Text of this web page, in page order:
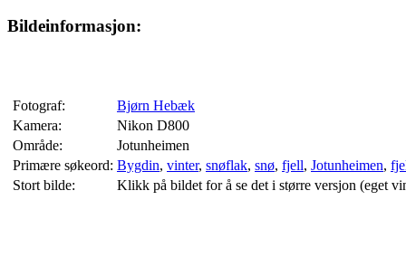
Bildeinformasjon:
Fotograf:
Bjørn Hebæk
Kamera:
Nikon D800
Område:
Jotunheimen
Primære søkeord: Bygdin, vinter, snøflak, snø, fjell, Jotunheimen,
Stort bilde:
Klikk på bildet for å se det i større versjon (eget